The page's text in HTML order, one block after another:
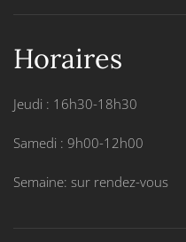
Horaires
Jeudi : 16h30-18h30
Samedi : 9h00-12h00
Semaine: sur rendez-vous